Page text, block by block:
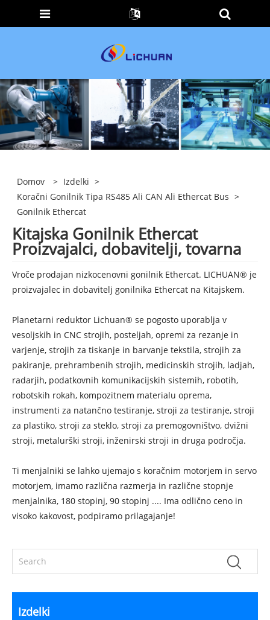
Domov > Izdelki >
Koračni Gonilnik Tipa RS485 Ali CAN Ali Ethercat Bus >
Gonilnik Ethercat
Kitajska Gonilnik Ethercat
Proizvajalci, dobavitelji, tovarna
Vroče prodajan nizkocenovni gonilnik Ethercat. LICHUAN® je
proizvajalec in dobavitelj gonilnika Ethercat na Kitajskem.
Planetarni reduktor Lichuan® se pogosto uporablja v
vesoljskih in CNC strojih, posteljah, opremi za rezanje in
varjenje, strojih za tiskanje in barvanje tekstila, strojih za
pakiranje, prehrambenih strojih, medicinskih strojih, ladjah,
radarjih, podatkovnih komunikacijskih sistemih, robotih,
robotskih rokah, kompozitnem materialu oprema,
instrumenti za natančno testiranje, stroji za testiranje, stroji
za plastiko, stroji za steklo, stroji za premogovništvo, dvižni
stroji, metalurški stroji, inženirski stroji in druga področja.
Ti menjalniki se lahko ujemajo s koračnim motorjem in servo
motorjem, imamo različna razmerja in različne stopnje
menjalnika, 180 stopinj, 90 stopinj .... Ima odlično ceno in
visoko kakovost, podpiramo prilagajanje!
Izdelki